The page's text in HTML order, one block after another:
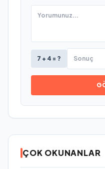
7 + 4 = ?
ÇOK OKUNANLAR